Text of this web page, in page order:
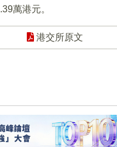
萬港元。
港交所原文